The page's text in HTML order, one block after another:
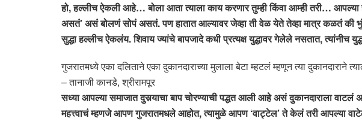
हो, हल्लीच ऐकली आहे… बोला आता त्याला काय करणार तुम्ही किंवा आम्ही तरी…
असतं’ असं बोलणं सोपं असतं. पण हातात आल्यावर जेव्हा ती वेळ येते तेव्हा मात्र कळतं की
सुद्धा हल्लीच ऐकलंय. शिवाय ज्यांचे बापजादे कधी प्रत्यक्ष युद्धावर गेलेले नसतात, त्यांनीच
गुजरातमध्ये एका दलिताने एका दुकानदाराच्या मुलाला बेटा म्हटलं म्हणून त्या
– तानाजी कानडे, श्रीरामपूर
सध्या आपल्या समाजात दुसर्‍याचा बाप चोरण्याची पद्धत आली आहे असं दुकानदाराला
महत्त्वाचं म्हणजे आपण गुजरातमधले आहोत, त्यामुळे आपण ‘वाट्टेल’ ते केलं तरी आपल्या